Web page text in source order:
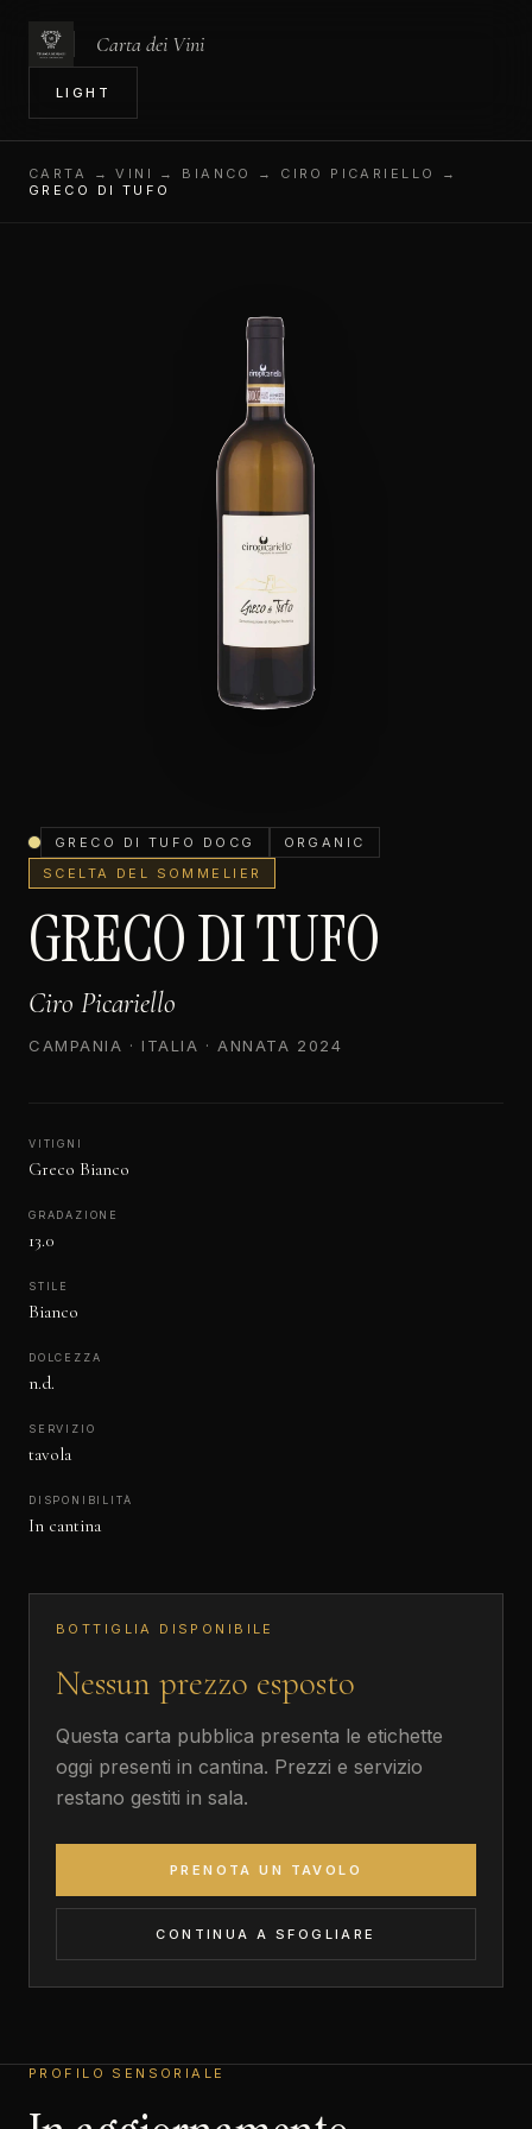
Carta dei Vini
LIGHT
CARTA
→ VINI → BIANCO → CIRO PICARIELLO →
GRECO DI TUFO
GRECO DI TUFO DOCG
ORGANIC
SCELTA DEL SOMMELIER
GRECO DI TUFO
Ciro Picariello
CAMPANIA · ITALIA · ANNATA 2024
VITIGNI
Greco Bianco
GRADAZIONE
13.0
STILE
Bianco
DOLCEZZA
n.d.
SERVIZIO
tavola
DISPONIBILITÀ
In cantina
BOTTIGLIA DISPONIBILE
Nessun prezzo esposto
Questa carta pubblica presenta le etichette
oggi presenti in cantina. Prezzi e servizio
restano gestiti in sala.
PRENOTA UN TAVOLO
CONTINUA A SFOGLIARE
PROFILO SENSORIALE